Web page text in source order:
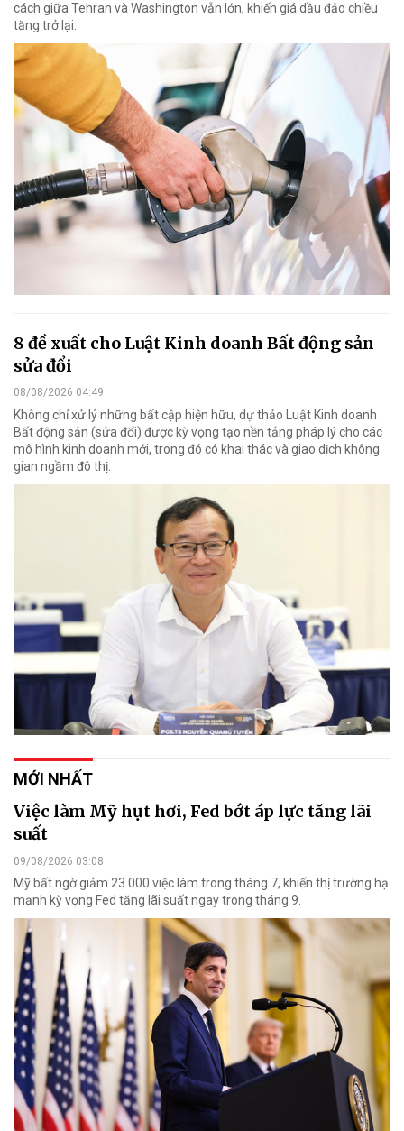
cách giữa Tehran và Washington vẫn lớn, khiến giá dầu đảo chiều
tăng trở lại.
8 đề xuất cho Luật Kinh doanh Bất động sản
sửa đổi
08/08/2026 04:49
Không chỉ xử lý những bất cập hiện hữu, dự thảo Luật Kinh doanh
Bất động sản (sửa đổi) được kỳ vọng tạo nền tảng pháp lý cho các
mô hình kinh doanh mới, trong đó có khai thác và giao dịch không
gian ngầm đô thị.
MỚI NHẤT
Việc làm Mỹ hụt hơi, Fed bớt áp lực tăng lãi
suất
09/08/2026 03:08
Mỹ bất ngờ giảm 23.000 việc làm trong tháng 7, khiến thị trường hạ
mạnh kỳ vọng Fed tăng lãi suất ngay trong tháng 9.